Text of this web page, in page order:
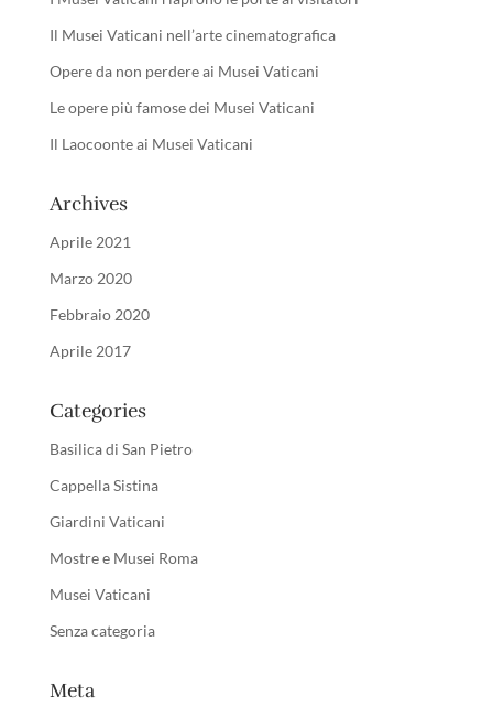
Il Musei Vaticani nell’arte cinematografica
Opere da non perdere ai Musei Vaticani
Le opere più famose dei Musei Vaticani
Il Laocoonte ai Musei Vaticani
Archives
Aprile 2021
Marzo 2020
Febbraio 2020
Aprile 2017
Categories
Basilica di San Pietro
Cappella Sistina
Giardini Vaticani
Mostre e Musei Roma
Musei Vaticani
Senza categoria
Meta